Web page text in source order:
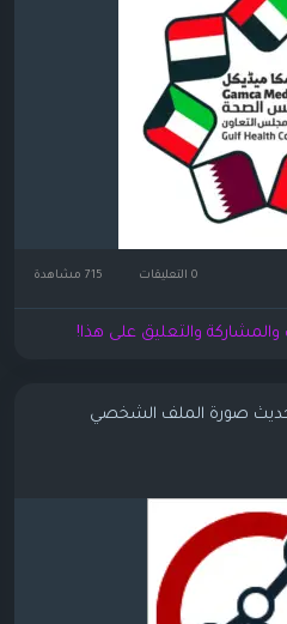
0 التعليقات
والتعليق على هذا!
صورة الملف الشخصي